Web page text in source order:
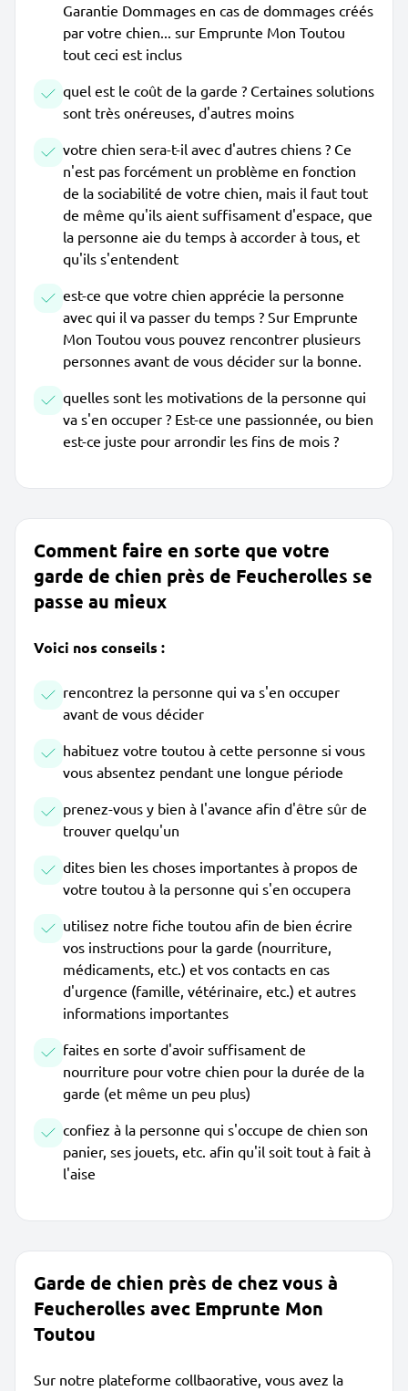
Garantie Dommages en cas de dommages créés
par votre chien... sur Emprunte Mon Toutou
tout ceci est inclus
quel est le coût de la garde ? Certaines solutions
sont très onéreuses, d'autres moins
votre chien sera-t-il avec d'autres chiens ? Ce
n'est pas forcément un problème en fonction
de la sociabilité de votre chien, mais il faut tout
de même qu'ils aient suffisament d'espace, que
la personne aie du temps à accorder à tous, et
qu'ils s'entendent
est-ce que votre chien apprécie la personne
avec qui il va passer du temps ? Sur Emprunte
Mon Toutou vous pouvez rencontrer plusieurs
personnes avant de vous décider sur la bonne.
quelles sont les motivations de la personne qui
va s'en occuper ? Est-ce une passionnée, ou bien
est-ce juste pour arrondir les fins de mois ?
Comment faire en sorte que votre
garde de chien près de Feucherolles se
passe au mieux
Voici nos conseils :
rencontrez la personne qui va s'en occuper
avant de vous décider
habituez votre toutou à cette personne si vous
vous absentez pendant une longue période
prenez-vous y bien à l'avance afin d'être sûr de
trouver quelqu'un
dites bien les choses importantes à propos de
votre toutou à la personne qui s'en occupera
utilisez notre fiche toutou afin de bien écrire
vos instructions pour la garde (nourriture,
médicaments, etc.) et vos contacts en cas
d'urgence (famille, vétérinaire, etc.) et autres
informations importantes
faites en sorte d'avoir suffisament de
nourriture pour votre chien pour la durée de la
garde (et même un peu plus)
confiez à la personne qui s'occupe de chien son
panier, ses jouets, etc. afin qu'il soit tout à fait à
l'aise
Garde de chien près de chez vous à
Feucherolles avec Emprunte Mon
Toutou
Sur notre plateforme collbaorative, vous avez la